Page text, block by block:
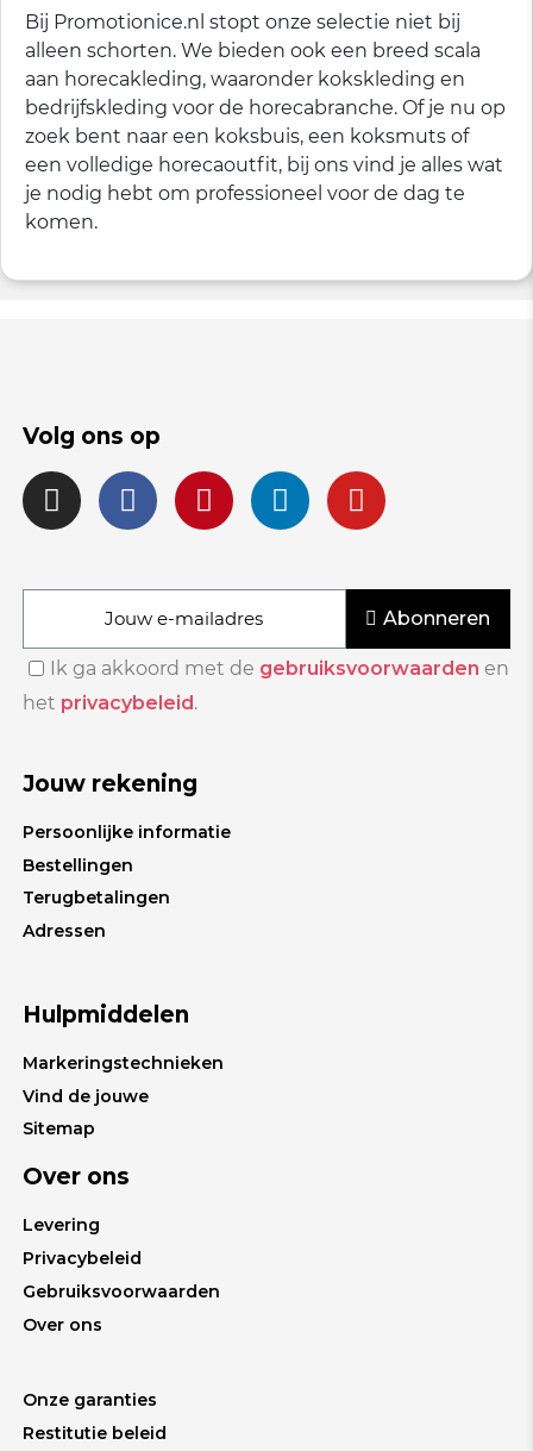
Bij Promotionice.nl stopt onze selectie niet bij
alleen schorten. We bieden ook een breed scala
aan horecakleding, waaronder kokskleding en
bedrijfskleding voor de horecabranche. Of je nu op
zoek bent naar een koksbuis, een koksmuts of
een volledige horecaoutfit, bij ons vind je alles wat
je nodig hebt om professioneel voor de dag te
komen.
Volg ons op
Abonneren
Ik ga akkoord met de gebruiksvoorwaarden en
het privacybeleid.
Jouw rekening
Persoonlijke informatie
Bestellingen
Terugbetalingen
Adressen
Hulpmiddelen
Markeringstechnieken
Vind de jouwe
Sitemap
Over ons
Levering
Privacybeleid
Gebruiksvoorwaarden
Over ons
Onze garanties
Restitutie beleid